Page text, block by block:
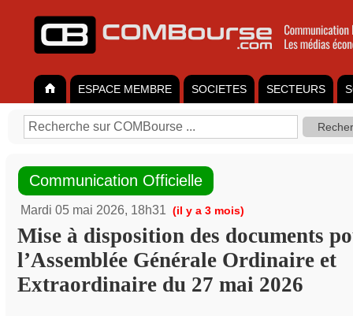
ESPACE MEMBRE SOCIETES SECTEURS
Communication Officielle
Mardi 05 mai 2026, 18h31 (il y a 3 mois)
Mise à disposition des documents
l’Assemblée Générale Ordinaire et
Extraordinaire du 27 mai 2026